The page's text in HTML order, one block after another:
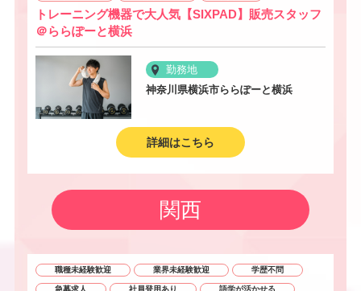
トレーニング機器で大人気【SIXPAD】販売スタッフ
＠ららぽーと横浜
勤務地
神奈川県横浜市ららぽーと横浜
詳細はこちら
関西
職種未経験歓迎 業界未経験歓迎 学歴不問
急募求人 社員登用あり 語学が活かせる